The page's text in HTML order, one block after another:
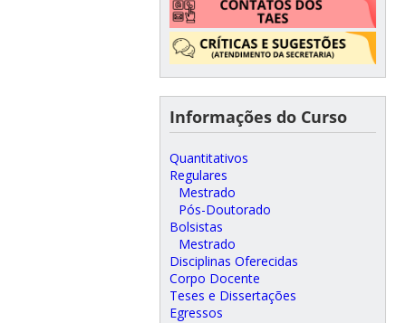
Informações do Curso
Quantitativos
Regulares
Mestrado
Pós-Doutorado
Bolsistas
Mestrado
Disciplinas Oferecidas
Corpo Docente
Teses e Dissertações
Egressos